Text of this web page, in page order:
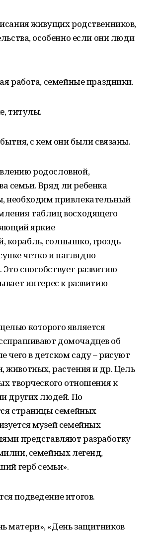
живущих родственников,
особенно если они люди
работа, семейные праздники.
титулы.
с кем они были связаны.
родословной,
семьи. Вряд ли ребенка
необходим привлекательный
таблиц восходящего
яркие
корабль, солнышко, гроздь
четко и наглядно
способствует развитию
интерес к развитию
целью которого является
домочадцев об
чего в детском саду – рисуют
животных, растения и др. Цель
творческого отношения к
других людей. По
страницы семейных
музей семейных
представляют разработку
семейных легенд,
герб семьи».
подведение итогов.
матери», «День защитников